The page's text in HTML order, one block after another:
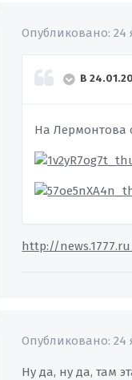
Опубликовано:24
В
На Лермонтова
http://
Опубликовано:24
Ну да, ну да, там